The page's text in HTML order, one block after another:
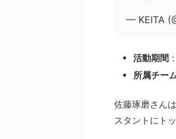
— KEITA
活動期間
所属チー
佐藤琢磨さん
スタントにト